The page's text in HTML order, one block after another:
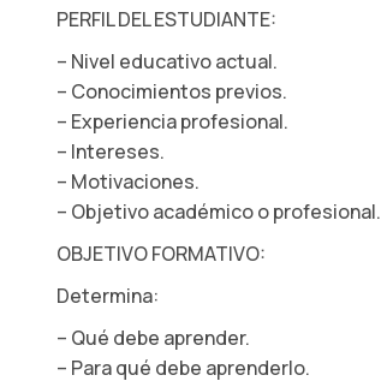
PERFIL DEL ESTUDIANTE:
– Nivel educativo actual.
– Conocimientos previos.
– Experiencia profesional.
– Intereses.
– Motivaciones.
– Objetivo académico o profesional.
OBJETIVO FORMATIVO:
Determina:
– Qué debe aprender.
– Para qué debe aprenderlo.